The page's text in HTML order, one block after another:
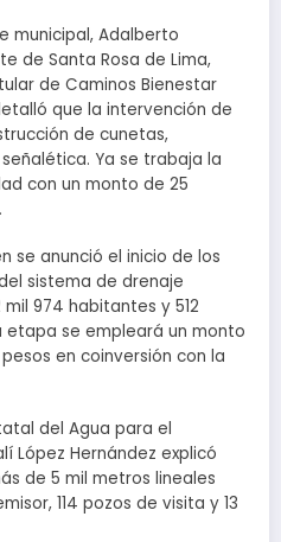
municipal, Adalberto
de Santa Rosa de Lima,
de Caminos Bienestar
que la intervención de
de cunetas,
Ya se trabaja la
con un monto de 25
se anunció el inicio de los
sistema de drenaje
974 habitantes y 512
etapa se empleará un monto
en coinversión con la
del Agua para el
López Hernández explicó
de 5 mil metros lineales
114 pozos de visita y 13